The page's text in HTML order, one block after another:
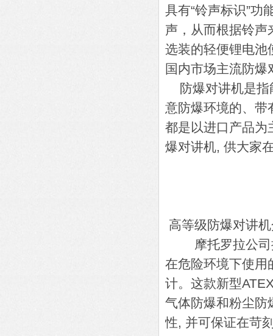
具有“铃声标识”功
声，从而根据铃声
选装的轻便锂电池
国内市场主流防爆
防爆对讲机是指
意防爆环境的、带
都是以进口产品为
爆对讲机, 供大家
高等级防爆对讲
摩托罗拉公司推
在危险环境下使用
计。这款新型
气体防爆和粉尘防
性, 并可保证在苛